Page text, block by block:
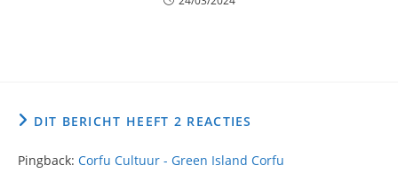
DIT BERICHT HEEFT 2 REACTIES
Pingback: Corfu Cultuur - Green Island Corfu